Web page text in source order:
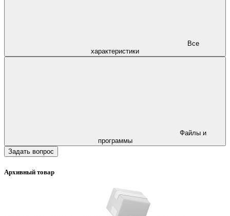
характеристики
программы
Задать вопрос
Архивный товар